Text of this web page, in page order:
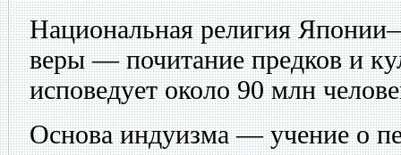
Национальная религия
веры — почитание предков и
исповедует около 90 млн
Основа индуизма — учение о